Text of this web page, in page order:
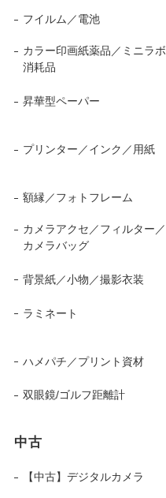
フイルム／電池
カラー印画紙薬品／ミニラボ
消耗品
昇華型ペーパー
プリンター／インク／用紙
額縁／フォトフレーム
カメラアクセ／フィルター／
カメラバッグ
背景紙／小物／撮影衣装
ラミネート
ハメパチ／プリント資材
双眼鏡/ゴルフ距離計
中古
【中古】デジタルカメラ